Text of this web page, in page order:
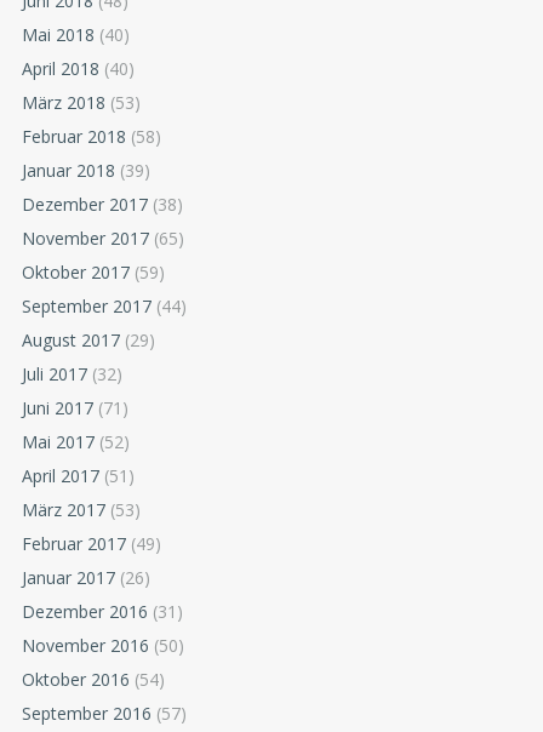
Mai 2018 (40)
April 2018 (40)
März 2018 (53)
Februar 2018 (58)
Januar 2018 (39)
Dezember 2017 (38)
November 2017 (65)
Oktober 2017 (59)
September 2017 (44)
August 2017 (29)
Juli 2017 (32)
Juni 2017 (71)
Mai 2017 (52)
April 2017 (51)
März 2017 (53)
Februar 2017 (49)
Januar 2017 (26)
Dezember 2016 (31)
November 2016 (50)
Oktober 2016 (54)
September 2016 (57)